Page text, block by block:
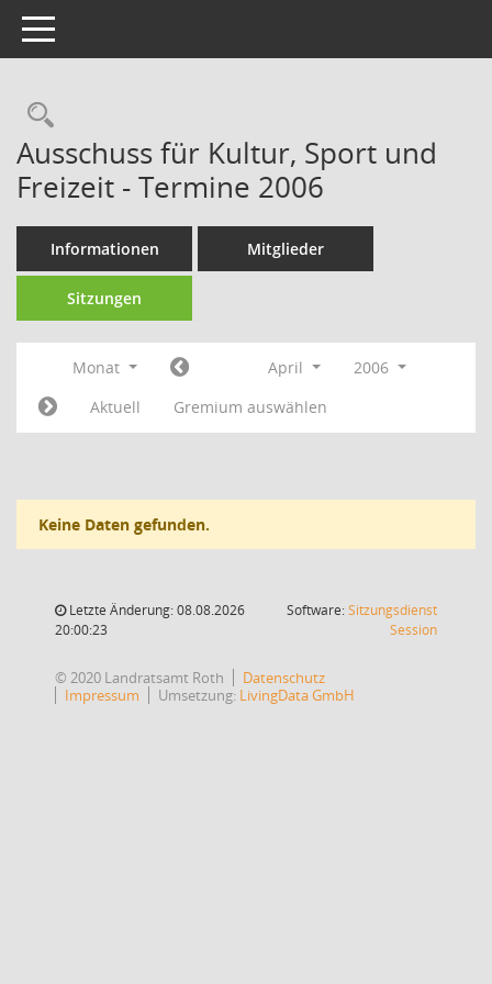
Toggle navigation
Rechercheauswahl
Ausschuss für Kultur, Sport und
Freizeit - Termine 2006
Informationen Mitglieder
Sitzungen
Monat April
2006
Aktuell
Gremium auswählen
Keine Daten gefunden.
Letzte Änderung: 08.08.2026
20:00:23
Software:Sitzungsdienst
Session(Wird in
© 2020 Landratsamt Roth
Datenschutz
Impressum
Umsetzung: LivingData GmbH